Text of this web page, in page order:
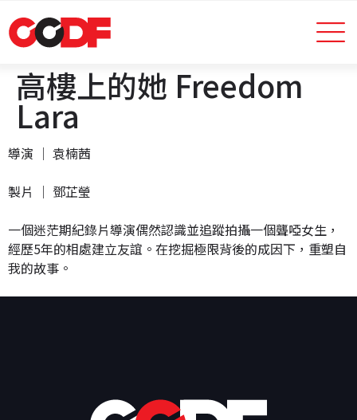
高樓上的她 Freedom
Lara
導演 │ 袁楠茜
製片 │ 鄧芷瑩
一個迷茫期紀錄片導演偶然認識並追蹤拍攝一個聾啞女生，
經歷5年的相處建立友誼。在挖掘極限背後的成因下，重塑自
我的故事。